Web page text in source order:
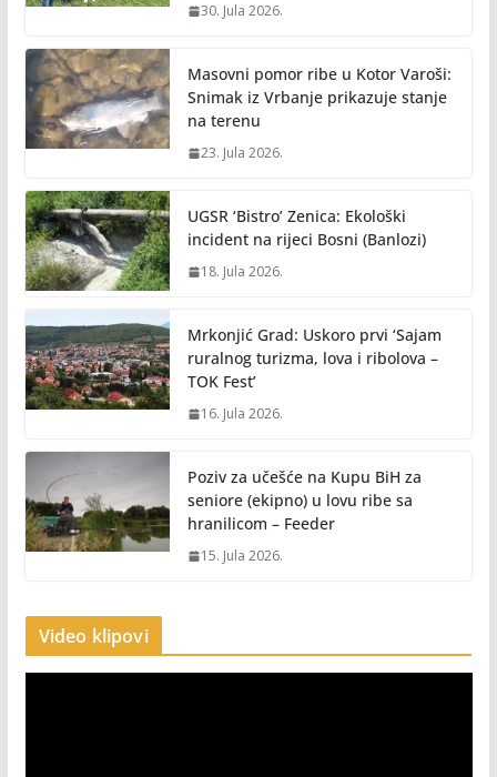
30. Jula 2026.
Masovni pomor ribe u Kotor Varoši:
Snimak iz Vrbanje prikazuje stanje
na terenu
23. Jula 2026.
UGSR ‘Bistro’ Zenica: Ekološki
incident na rijeci Bosni (Banlozi)
18. Jula 2026.
Mrkonjić Grad: Uskoro prvi ‘Sajam
ruralnog turizma, lova i ribolova –
TOK Fest’
16. Jula 2026.
Poziv za učešće na Kupu BiH za
seniore (ekipno) u lovu ribe sa
hranilicom – Feeder
15. Jula 2026.
Video klipovi